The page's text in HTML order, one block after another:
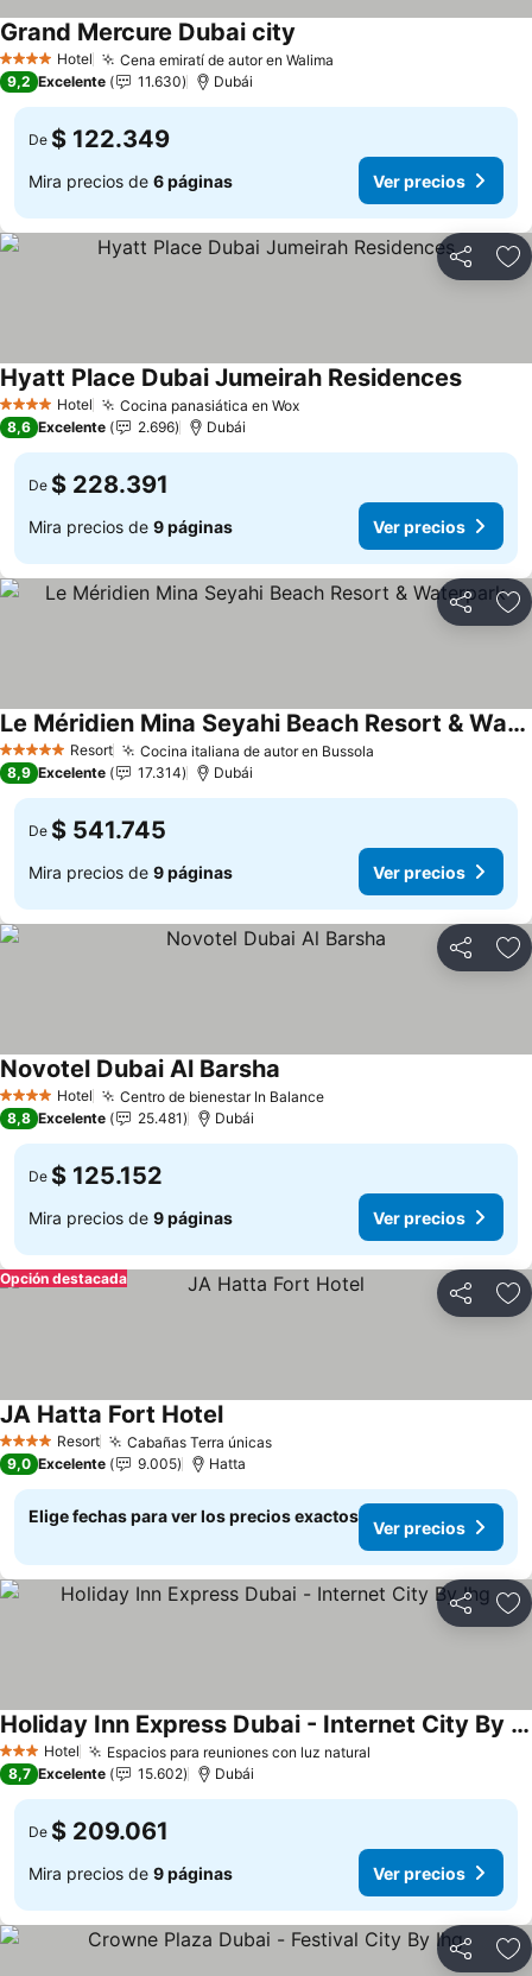
4 EstrellasHotel Cena emiratí de autor en Walima
Grand Mercure Dubai city
9,2 Excelente 11.630 Dubái
De $ 122.349
Mira precios de 6 páginas Ver precios
Compartir
4 EstrellasHotel Cocina panasiática en WoxVer precios
Hyatt Place Dubai Jumeirah ResidencesVer
8,6 Excelente 2.696 Dubái
De $ 228.391
Mira precios de 9 páginas Ver precios
Compartir
5 Estrellas Resort Cocina italiana de autor en Bussola
Le Méridien Mina Seyahi Beach Resort & Waterpark
Ver precios
8,9 Excelente 17.314 Dubái
De $ 541.745
Mira precios de 9 páginas Ver precios
Compartir
4 EstrellasHotel Centro de bienestar In BalanceVer precios
Novotel Dubai Al Barsha
8,8 Excelente 25.481 Dubái
De $ 125.152
Mira precios de 9 páginas Ver precios
Compartir
Opción destacada
4 EstrellasResort Cabañas Terra únicasVer precios
JA Hatta Fort HotelVer precios
9,0 Excelente 9.005 Hatta
Elige fechas para ver los precios exactos
Ver precios
Compartir
3 Estrellas
Hotel Espacios para reuniones con luz natural
Holiday Inn Express Dubai - Internet City By Ihg
Ver precios
8,7 Excelente 15.602 Dubái
De $ 209.061
Mira precios de 9 páginas Ver precios
Compartir